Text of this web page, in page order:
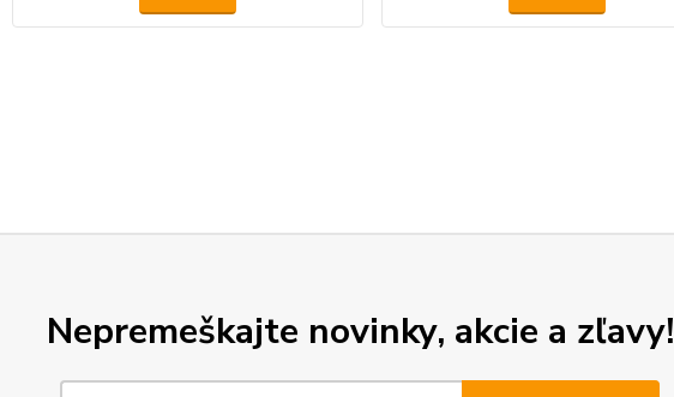
Nepremeškajte novinky, akcie a zľavy!